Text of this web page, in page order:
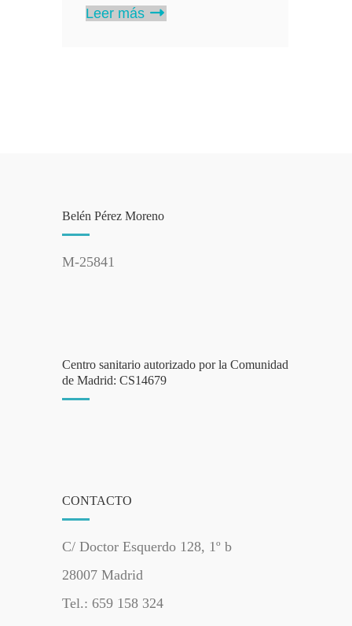
Leer más
Belén Pérez Moreno
M-25841
Centro sanitario autorizado por la Comunidad
de Madrid: CS14679
CONTACTO
C/ Doctor Esquerdo 128, 1º b
28007 Madrid
Tel.: 659 158 324